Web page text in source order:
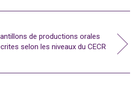
de productions orales
selon les niveaux du CECR